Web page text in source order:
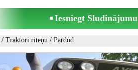
Iesniegt Sludinājumu
/ Traktori riteņu / Pārdod